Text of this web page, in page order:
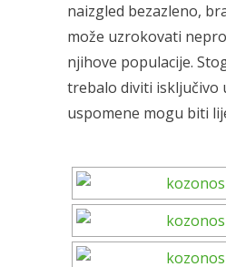
naizgled bezazleno,
može uzrokovati
njihove populacije.
trebalo diviti isključivo
uspomene mogu biti